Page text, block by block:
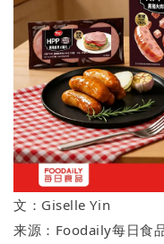
文：Giselle Yin
来源：Foodaily每日食